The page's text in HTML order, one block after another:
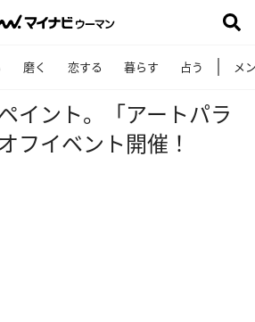
磨く 恋する 暮らす 占う メ
イント。「アートパラ
フイベント開催！